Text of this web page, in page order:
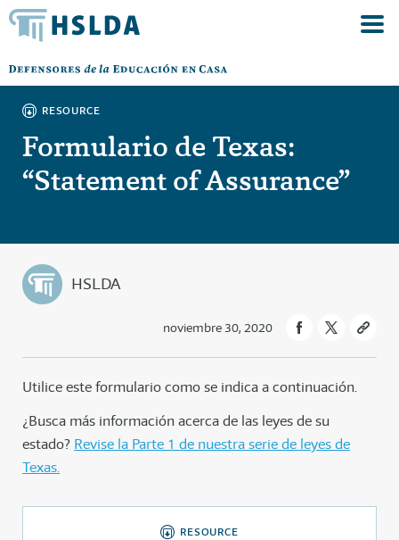
RESOURCE
Formulario de Texas:
“Statement of Assurance”
HSLDA
noviembre 30, 2020
Utilice este formulario como se indica a continuación.
¿Busca más información acerca de las leyes de su
estado? Revise la Parte 1 de nuestra serie de leyes de
Texas.
RESOURCE